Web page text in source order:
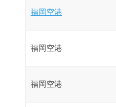
福岡空港
福岡空港
福岡空港